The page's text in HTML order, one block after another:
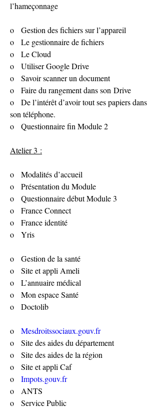
l’hameçonnage
o   Gestion des fichiers sur l’appareil
o   Le gestionnaire de fichiers
o   Le Cloud
o   Utiliser Google Drive
o   Savoir scanner un document
o   Faire du rangement dans son Drive
o   De l’intérêt d’avoir tout ses papiers dans
son téléphone.
o   Questionnaire fin Module 2
Atelier 3 :
o   Modalités d’accueil
o   Présentation du Module
o   Questionnaire début Module 3
o   France Connect
o   France identité
o   Yris
o   Gestion de la santé
o   Site et appli Ameli
o   L’annuaire médical
o   Mon espace Santé
o   Doctolib
o Mesdroitssociaux.gouv.fr
o   Site des aides du département
o   Site des aides de la région
o   Site et appli Caf
o Impots.gouv.fr
o   ANTS
o   Service Public